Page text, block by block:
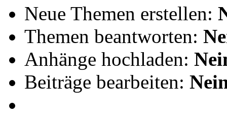
Neue Themen erstellen:
Themen beantworten:
Anhänge hochladen:
Beiträge bearbeiten: